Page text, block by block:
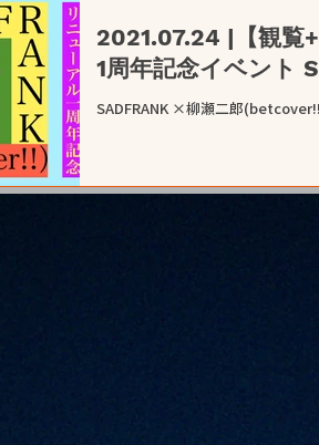
2021.07.24 |【観覧
1周年記念イベント
SADFRANK ×柳瀬二郎